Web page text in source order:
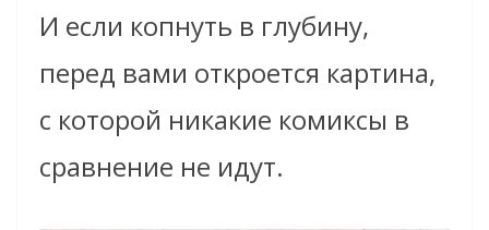
И если копнуть в глубину,
перед вами откроется картина,
с которой никакие комиксы в
сравнение не идут.